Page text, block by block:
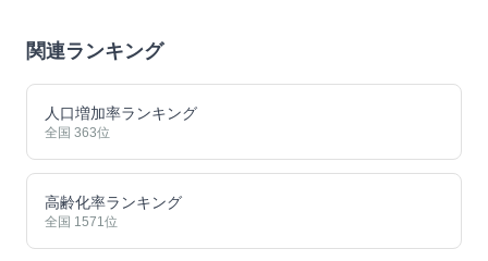
関連ランキング
人口増加率ランキング
全国 363位
高齢化率ランキング
全国 1571位